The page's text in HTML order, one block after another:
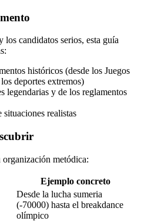
los candidatos serios, esta guía
históricos (desde los Juegos
deportes extremos)
legendarias y de los reglamentos
situaciones realistas
metódica:
Ejemplo concreto
Desde la lucha sumeria
(-70000) hasta el breakdance
olímpico